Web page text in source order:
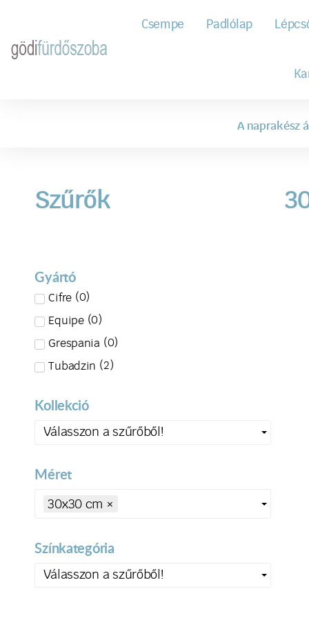
Csempe Padlólap
A naprakész
Szűrők
Gyártó
Cifre (0)
Equipe (0)
Grespania (0)
Tubadzin (2)
Kollekció
Válasszon a szűrőből!
Méret
30x30 cm ×
Színkategória
Válasszon a szűrőből!